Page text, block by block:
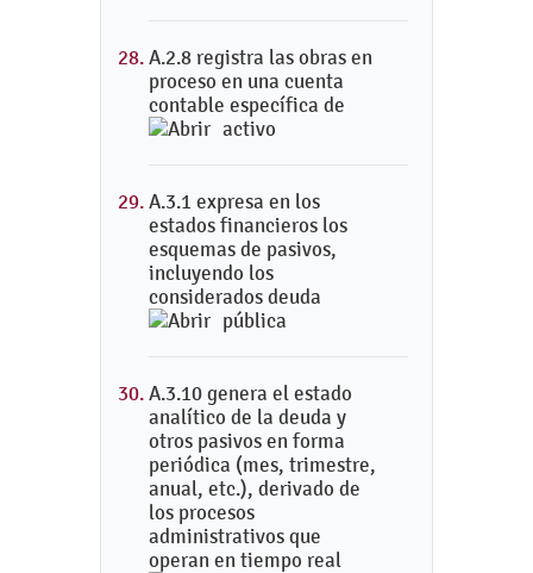
A.2.8 registra las obras en
proceso en una cuenta
contable específica de
activo
A.3.1 expresa en los
estados financieros los
esquemas de pasivos,
incluyendo los
considerados deuda
pública
A.3.10 genera el estado
analítico de la deuda y
otros pasivos en forma
periódica (mes, trimestre,
anual, etc.), derivado de
los procesos
administrativos que
operan en tiempo real